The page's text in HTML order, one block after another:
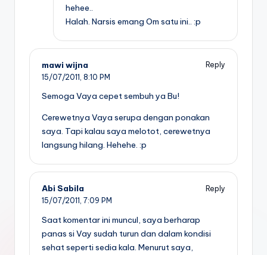
hehee..
Halah. Narsis emang Om satu ini.. :p
mawi wijna
Reply
15/07/2011, 8:10 PM
Semoga Vaya cepet sembuh ya Bu!
Cerewetnya Vaya serupa dengan ponakan
saya. Tapi kalau saya melotot, cerewetnya
langsung hilang. Hehehe. :p
Abi Sabila
Reply
15/07/2011, 7:09 PM
Saat komentar ini muncul, saya berharap
panas si Vay sudah turun dan dalam kondisi
sehat seperti sedia kala. Menurut saya,